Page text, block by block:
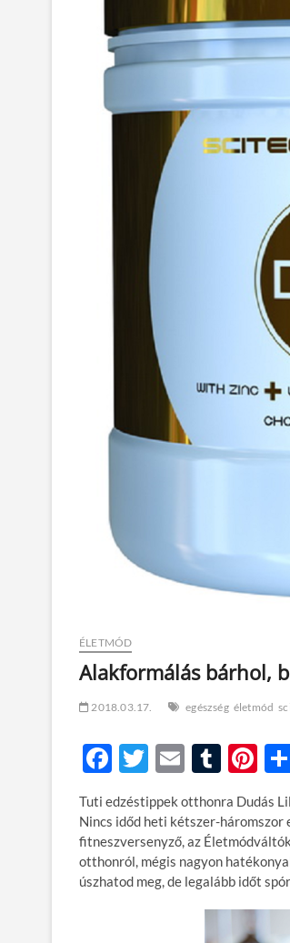
ÉLETMÓD
Alakformálás bárhol,
2018.03.17. egészség életmód
F
ac
e
b
o
T
itt
er
E
m
ail
T
m
bl
r
Pi
nt
er
es
t
Tuti edzéstippek otthonra Dudás
Nincs időd heti kétszer-háromszor
fitneszversenyző, az
otthonról, mégis nagyon
úszhatod meg, de legalább időt